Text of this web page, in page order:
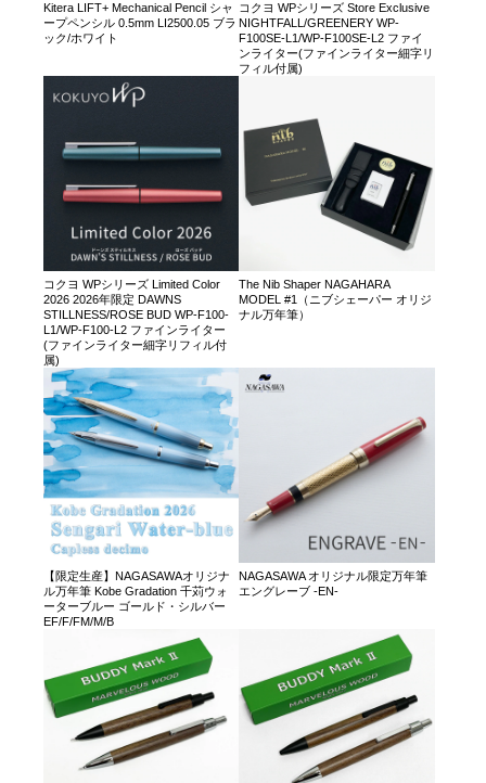
Kitera LIFT+ Mechanical Pencil シャ
ープペンシル 0.5mm LI2500.05 ブラ
ック/ホワイト
コクヨ WPシリーズ Store Exclusive
NIGHTFALL/GREENERY WP-
F100SE-L1/WP-F100SE-L2 ファイ
ンライター(ファインライター細字リ
フィル付属)
コクヨ WPシリーズ Limited Color
2026 2026年限定 DAWNS
STILLNESS/ROSE BUD WP-F100-
L1/WP-F100-L2 ファインライター
(ファインライター細字リフィル付
属)
The Nib Shaper NAGAHARA
MODEL #1（ニブシェーパー オリジ
ナル万年筆）
【限定生産】NAGASAWAオリジナ
ル万年筆 Kobe Gradation 千苅ウォ
ーターブルー ゴールド・シルバー
EF/F/FM/M/B
NAGASAWA オリジナル限定万年筆
エングレーブ -EN-